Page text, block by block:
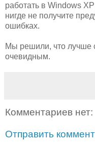
работать в Windows
нигде не получите
ошибках.
Мы решили, что лучше
очевидным.
Комментариев нет:
Отправить